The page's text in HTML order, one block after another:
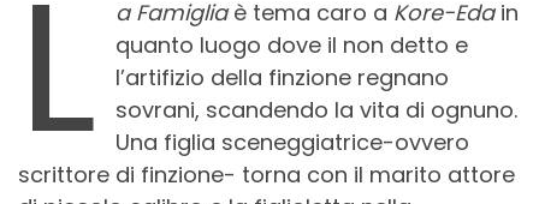
L a Famiglia è tema caro a Kore-Edain
quanto luogo dove il non detto e
l’artifizio della finzione regnano
sovrani, scandendo la vita di ognuno.
Una figlia sceneggiatrice-ovvero
scrittore di finzione- torna con il marito attore